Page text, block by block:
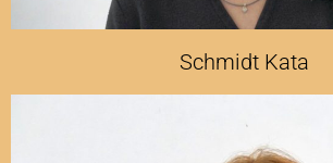
Schmidt Kata